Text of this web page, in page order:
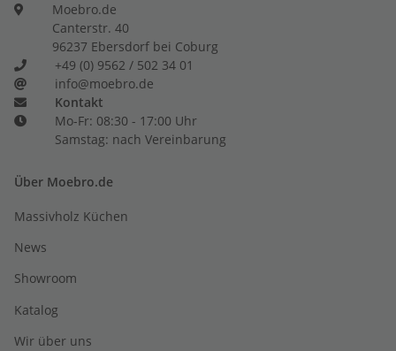
Moebro.de
Canterstr. 40
96237 Ebersdorf bei Coburg
+49 (0) 9562 / 502 34 01
info@moebro.de
Kontakt
Mo-Fr: 08:30 - 17:00 Uhr
Samstag: nach Vereinbarung
Über Moebro.de
Massivholz Küchen
News
Showroom
Katalog
Wir über uns